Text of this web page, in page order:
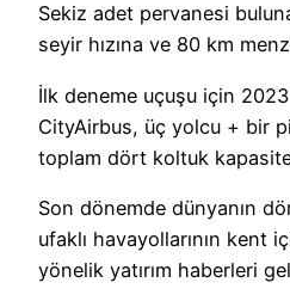
Sekiz adet pervanesi
seyir hızına ve 80 km
İlk deneme uçuşu için 2023
CityAirbus, üç yolcu + bir
toplam dört koltuk
Son dönemde dünyanın
ufaklı havayollarının kent
yönelik yatırım haberleri